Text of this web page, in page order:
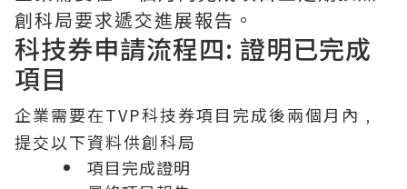
創科局要求遞交進展報告。
科技券申請流程四: 證明已完成
項目
企業需要在TVP科技券項目完成後兩個月內﹐
提交以下資料供創科局
項目完成證明